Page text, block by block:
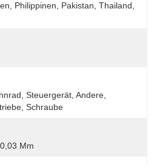
Philippinen, Pakistan, Thailand,
Steuergerät, Andere,
Schraube
Mm